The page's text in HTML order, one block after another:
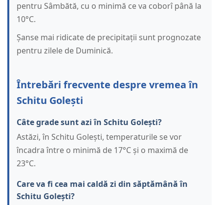
pentru Sâmbătă, cu o minimă ce va coborî până la
10°C.
Șanse mai ridicate de precipitații sunt prognozate
pentru zilele de Duminică.
Întrebări frecvente despre vremea în
Schitu Golești
Câte grade sunt azi în Schitu Golești?
Astăzi, în Schitu Golești, temperaturile se vor
încadra între o minimă de 17°C și o maximă de
23°C.
Care va fi cea mai caldă zi din săptămână în
Schitu Golești?